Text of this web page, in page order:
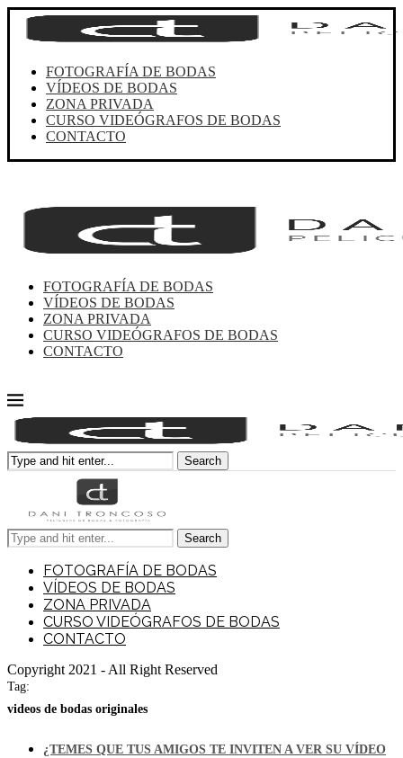
FOTOGRAFÍA DE BODAS
VÍDEOS DE BODAS
ZONA PRIVADA
CURSO VIDEÓGRAFOS DE BODAS
CONTACTO
FOTOGRAFÍA DE BODAS
VÍDEOS DE BODAS
ZONA PRIVADA
CURSO VIDEÓGRAFOS DE BODAS
CONTACTO
Search
Search
FOTOGRAFÍA DE BODAS
VÍDEOS DE BODAS
ZONA PRIVADA
CURSO VIDEÓGRAFOS DE BODAS
CONTACTO
Copyright 2021 - All Right Reserved
Tag:
videos de bodas originales
¿TEMES QUE TUS AMIGOS TE INVITEN A VER SU VÍDEO